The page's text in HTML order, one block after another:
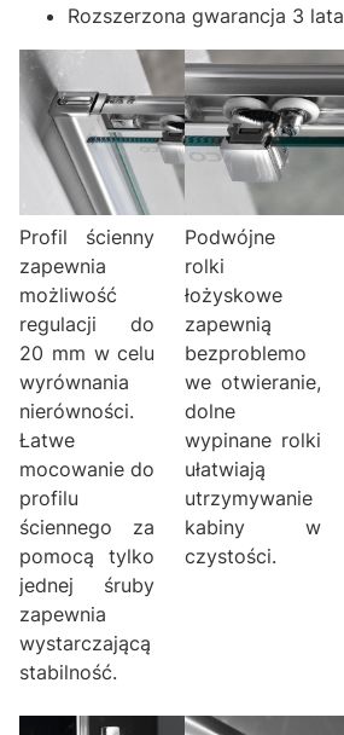
Rozszerzona gwarancja 3 lata
Profil ścienny
zapewnia
możliwość
regulacji do
20 mm w celu
wyrównania
nierówności.
Łatwe
mocowanie do
profilu
ściennego za
pomocą tylko
jednej śruby
zapewnia
wystarczającą
stabilność.
Podwójne
rolki
łożyskowe
zapewnią
bezproblemo
we otwieranie,
dolne
wypinane rolki
ułatwiają
utrzymywanie
kabiny w
czystości.